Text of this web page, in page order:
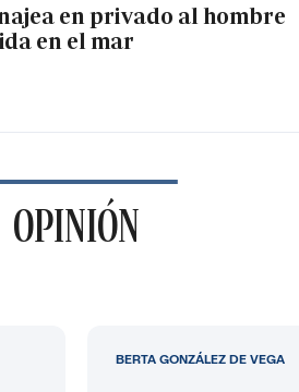
en privado al hombre
en el mar
OPINIÓN
BERTA GONZÁLEZ DE VEGA